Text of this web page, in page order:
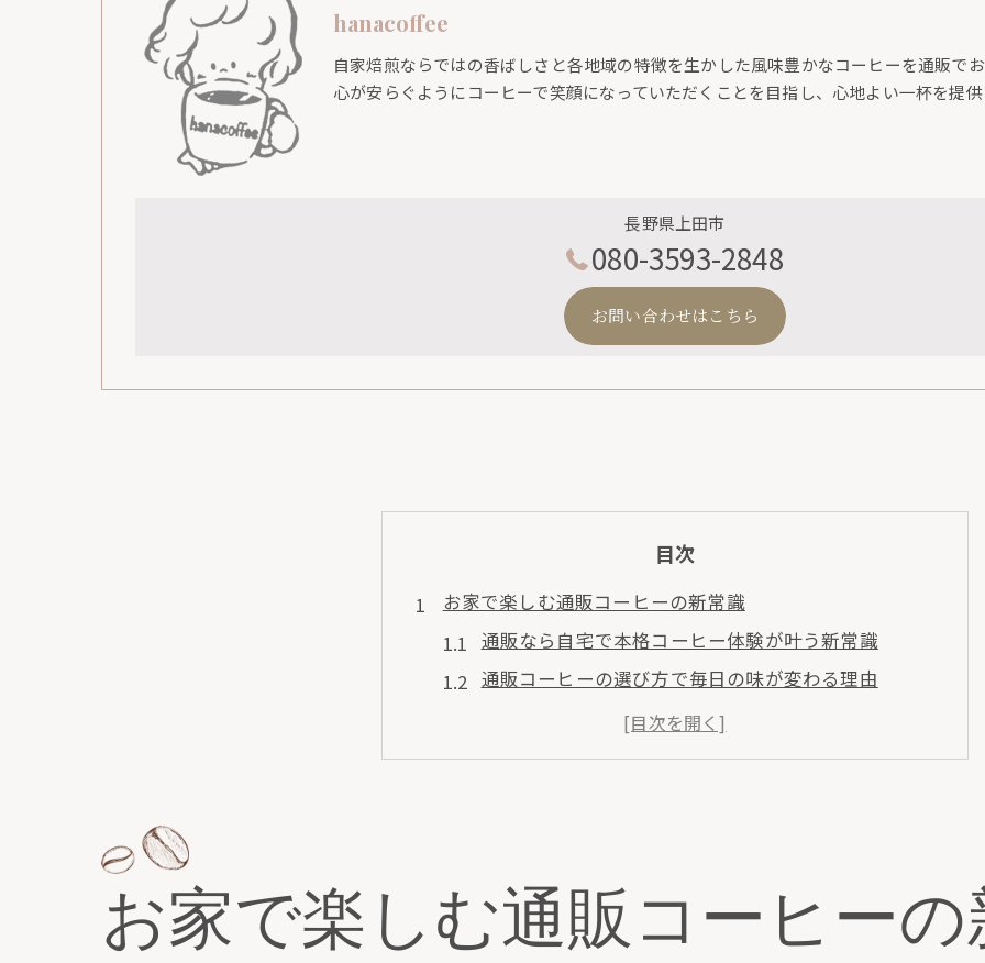
hanacoffee
自家焙煎ならではの香ばしさと各地域の特徴を生かした風味豊かなコーヒーを通販で
心が安らぐようにコーヒーで笑顔になっていただくことを目指し、心地よい一杯を提
長野県上田市
080-3593-2848
お問い合わせはこちら
目次
お家で楽しむ通販コーヒーの新常識
通販なら自宅で本格コーヒー体験が叶う新常識
通販コーヒーの選び方で毎日の味が変わる理由
おすすめ通販やコスパ重視の珈琲豆選びの秘訣
スペシャルティコーヒーも通販で手軽に味わう方法
通販で失敗しない本格コーヒーの選び方ポイント
コーヒー豆専門店の通販活用術と満足度の高い選択
お家で楽しむ通販コーヒー